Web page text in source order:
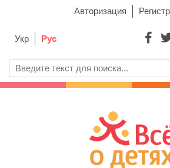
Авторизация
Укр Рус